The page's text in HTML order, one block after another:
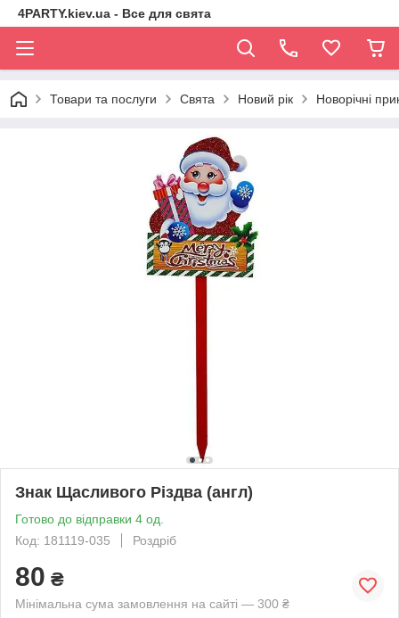
4PARTY.kiev.ua - Все для свята
Товари та послуги Свята Новий рік Новорічні
Знак Щасливого Різдва (англ)
Готово до відправки 4 од.
Код: 181119-035
Роздріб
80 ₴
Мінімальна сума замовлення на сайті — 300 ₴